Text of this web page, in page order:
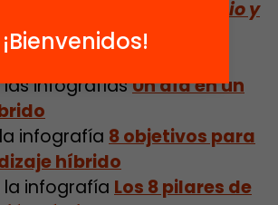
Flexibilidad de espacio y
indispensables
híbrido
las infografíasUn día en un
infografía 8 objetivos para
híbrido
la infografía Los 8 pilares de
¡Bienvenidos!